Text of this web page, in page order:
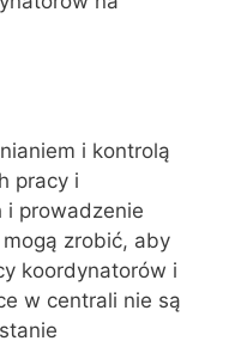
i kontrolą
pracy i
i prowadzenie
zrobić, aby
koordynatorów i
w centrali nie są